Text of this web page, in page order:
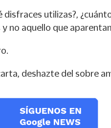
disfraces utilizas?,
no aquello que
deshazte del sobre